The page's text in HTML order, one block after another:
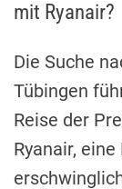
mit Ryanair?
Die Suche
Tübingen
Reise der
Ryanair,